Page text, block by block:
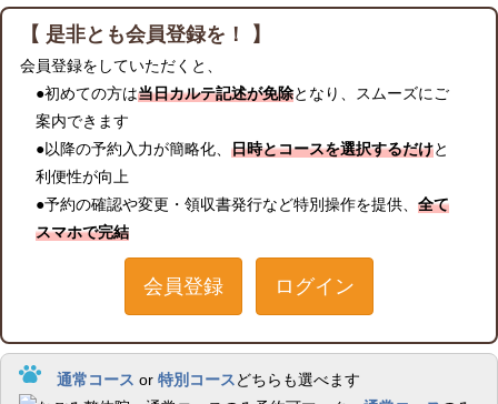
【 是非とも会員登録を！ 】
会員登録をしていただくと、
●初めての方は当日カルテ記述が免除となり、スムーズにご
案内できます
●以降の予約入力が簡略化、 日時とコースを選択するだけと
利便性が向上
●予約の確認や変更・領収書発行など特別操作を提供、 全て
スマホで完結
会員登録 ログイン
通常コース or 特別コースどちらも選べます